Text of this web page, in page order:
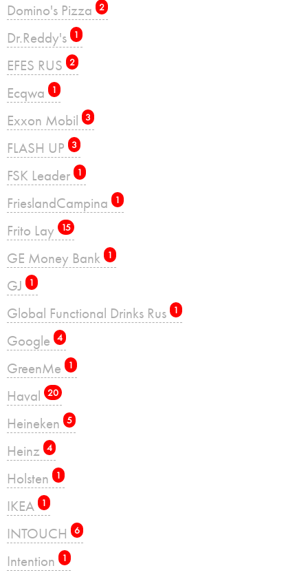
Domino's Pizza 2
Dr.Reddy's 1
EFES RUS 2
Ecqwa 1
Exxon Mobil 3
FLASH UP 3
FSK Leader 1
FrieslandCampina 1
Frito Lay 15
GE Money Bank 1
GJ 1
Global Functional Drinks Rus 1
Google 4
GreenMe 1
Haval 20
Heineken 5
Heinz 4
Holsten 1
IKEA 1
INTOUCH 6
Intention 1